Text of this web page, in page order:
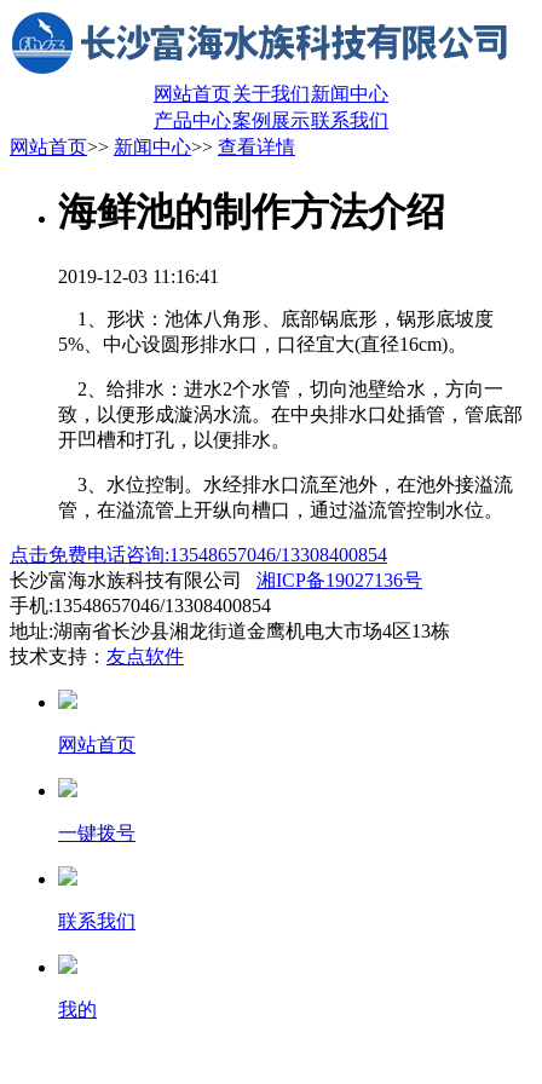
网站首页关于我们新闻中心
产品中心案例展示联系我们
网站首页>> 新闻中心>> 查看详情
海鲜池的制作方法介绍
2019-12-03 11:16:41
1、形状：池体八角形、底部锅底形，锅形底坡度
5%、中心设圆形排水口，口径宜大(直径16cm)。
2、给排水：进水2个水管，切向池壁给水，方向一
致，以便形成漩涡水流。在中央排水口处插管，管底部
开凹槽和打孔，以便排水。
3、水位控制。水经排水口流至池外，在池外接溢流
管，在溢流管上开纵向槽口，通过溢流管控制水位。
点击免费电话咨询:13548657046/13308400854
长沙富海水族科技有限公司 湘ICP备19027136号
手机:13548657046/13308400854
地址:湖南省长沙县湘龙街道金鹰机电大市场4区13栋
技术支持： 友点软件
网站首页
一键拨号
联系我们
我的